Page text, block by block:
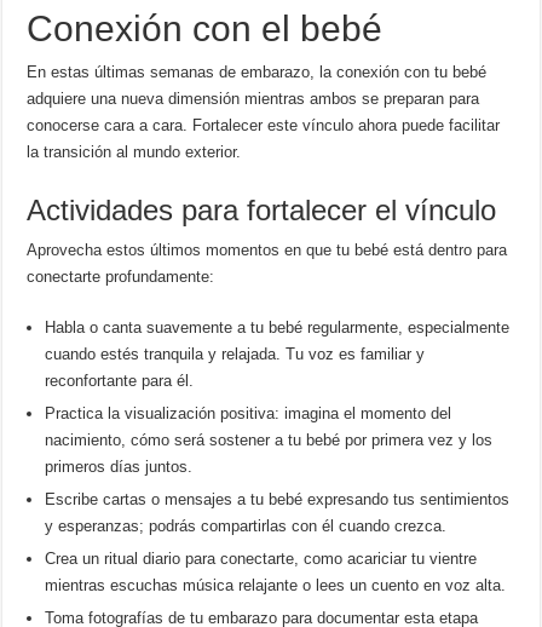
Conexión con el bebé
En estas últimas semanas de embarazo, la conexión con tu bebé
adquiere una nueva dimensión mientras ambos se preparan para
conocerse cara a cara. Fortalecer este vínculo ahora puede facilitar
la transición al mundo exterior.
Actividades para fortalecer el vínculo
Aprovecha estos últimos momentos en que tu bebé está dentro para
conectarte profundamente:
Habla o canta suavemente a tu bebé regularmente, especialmente
cuando estés tranquila y relajada. Tu voz es familiar y
reconfortante para él.
Practica la visualización positiva: imagina el momento del
nacimiento, cómo será sostener a tu bebé por primera vez y los
primeros días juntos.
Escribe cartas o mensajes a tu bebé expresando tus sentimientos
y esperanzas; podrás compartirlas con él cuando crezca.
Crea un ritual diario para conectarte, como acariciar tu vientre
mientras escuchas música relajante o lees un cuento en voz alta.
Toma fotografías de tu embarazo para documentar esta etapa